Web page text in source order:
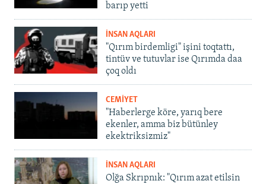
barıp yetti
İNSAN AQLARI
"Qırım birdemligi" işini toqtattı,
tintüv ve tutuvlar ise Qırımda daa
çoq oldı
CEMİYET
"Haberlerge köre, yarıq bere
ekenler, amma biz bütünley
ekektriksizmiz"
İNSAN AQLARI
Olğa Skrıpnık: "Qırım azat etilsin